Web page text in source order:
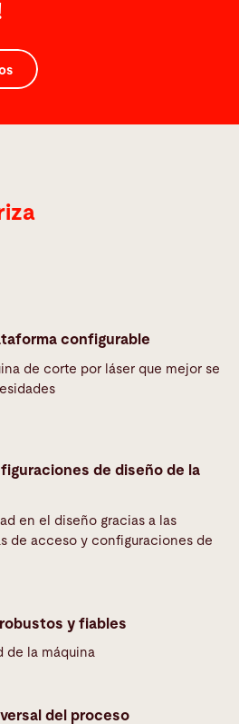
configurable
de corte por láser que mejor se
de diseño de la
en el diseño gracias a las
de acceso y configuraciones de
y fiables
de la máquina
del proceso